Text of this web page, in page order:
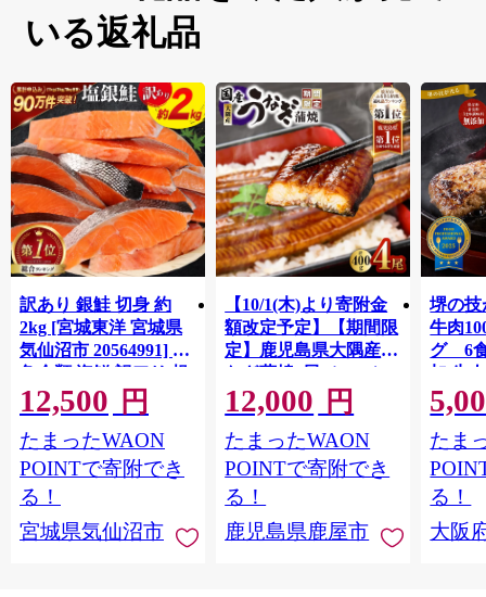
いる返礼品
訳あり 銀鮭 切身 約
2kg [宮城東洋 宮城県
気仙沼市 20564991] 鮭
魚介類 海鮮 訳アリ 規
格外 不揃い さけ サケ
鮭切身 シャケ 切り身
冷凍 家庭用 おかず 弁
当 支援 サーモン 銀鮭
切り身 魚 わけあり
12,500 円
たまったWAON
POINTで寄附でき
る！
宮城県気仙沼市
【10/1(木)より寄附金
額改定予定】【期間限
定】鹿児島県大隅産う
なぎ蒲焼4尾（400g）
12,000 円
たまったWAON
POINTで寄附でき
る！
鹿児島県鹿屋市
堺の技
牛肉
グ 6
加 牛
ット 6
メ 温
菜 簡
すめ
取り
料 ふ
堺市】
たま
る！
大阪